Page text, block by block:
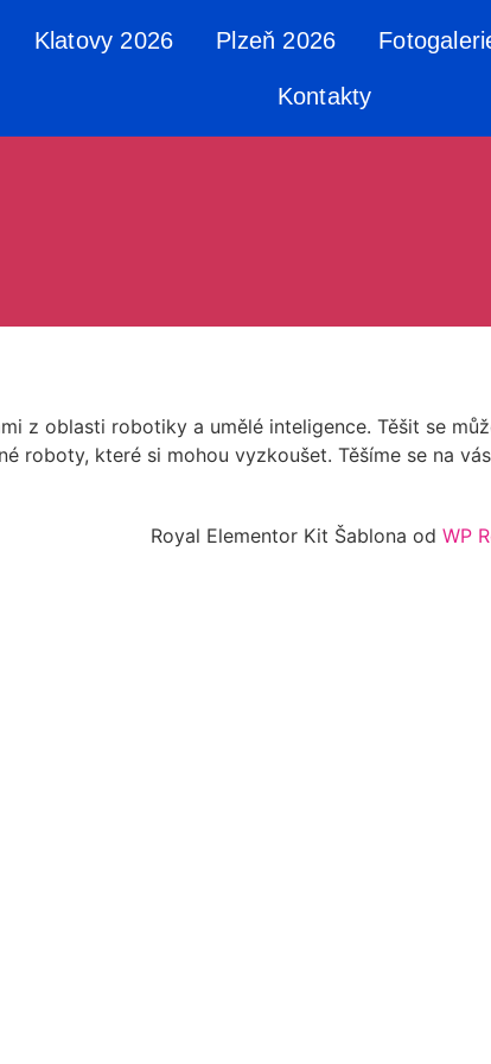
Klatovy 2026 Plzeň 2026
Kontakty
z oblasti robotiky a umělé inteligence. Těšit se
roboty, které si mohou vyzkoušet. Těšíme se na
Royal Elementor Kit Šablona od WP